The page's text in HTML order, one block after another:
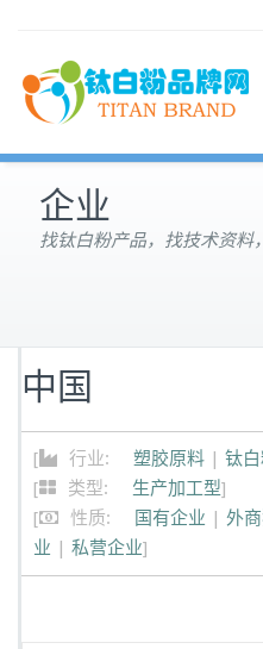
企业
找钛白粉产品，找技术资料
中国
[ 行业: 塑胶原料 | 钛
[
类型: 生产加工型]
[
性质: 国有企业 | 外
业 | 私营企业]